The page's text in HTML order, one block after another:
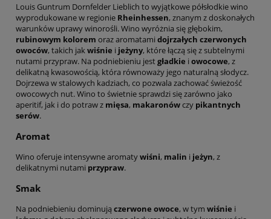
Louis Guntrum Dornfelder Lieblich to wyjątkowe półsłodkie wino
wyprodukowane w regionie Rheinhessen, znanym z doskonałych
warunków uprawy winorośli. Wino wyróżnia się głębokim,
rubinowym kolorem oraz aromatami dojrzałych czerwonych
owoców, takich jak wiśnie i jeżyny, które łączą się z subtelnymi
nutami przypraw. Na podniebieniu jestgładkie i owocowe, z
delikatną kwasowością, która równoważy jego naturalną słodycz.
Dojrzewa w stalowych kadziach, co pozwala zachować świeżość
owocowych nut. Wino to świetnie sprawdzi się zarówno jako
aperitif, jak i do potraw z mięsa, makaronówczy pikantnych
serów.
Aromat
Wino oferuje intensywne aromatywiśni, malin i jeżyn, z
delikatnymi nutami przypraw.
Smak
Na podniebieniu dominują czerwone owoce, w tym wiśnie i